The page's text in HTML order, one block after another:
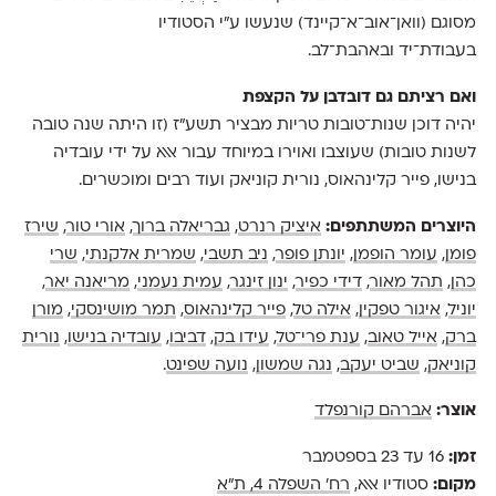
מסוגם (וואן־אוב־א־קיינד) שנעשו ע"י הסטודיו
בעבודת־יד ובאהבת־לב.
ואם רציתם גם דובדבן על הקצפת
יהיה דוכן שנות־טובות טריות מבציר תשע"ז (זו היתה שנה טובה
לשנות טובות) שעוצבו ואוירו במיוחד עבור אאא על ידי עובדיה
בנישו, פייר קלינהאוס, נורית קוניאק ועוד רבים ומוכשרים.
היוצרים המשתתפים: איציק רנרט, גבריאלה ברוך, אורי טור, שירז
פומן, עומר הופמן, יונתן פופר, ניב תשבי, שמרית אלקנתי, שרי
כהן, תהל מאור, דידי כפיר, ינון זינגר, עמית נעמני, מריאנה יאר,
יוניל, איגור טפקין, אילה טל, פייר קלינהאוס, תמר מושינסקי, מורן
ברק, אייל טאוב, ענת פרי־טל, עידו בק, דביבו, עובדיה בנישו, נורית
קוניאק, שביט יעקב, נגה שמשון, נועה שפינט.
אוצר: אברהם קורנפלד
זמן:16 עד 23 בספטמבר
מקום:סטודיו אאא, רח׳ השפלה 4, ת״א